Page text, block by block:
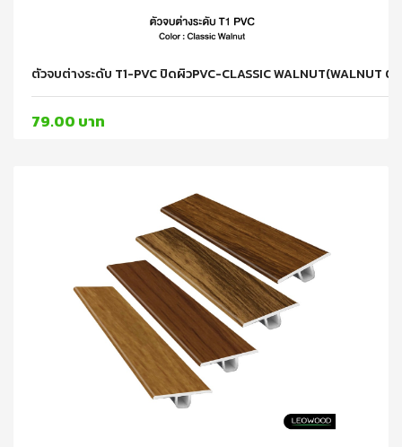
ตัวจบต่างระดับ T1-PVC ปิดผิวPVC-CLASSIC WALNUT(WALNUT
79.00 บาท